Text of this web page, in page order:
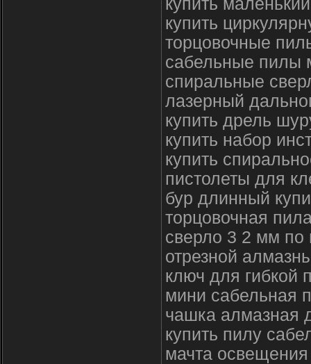
купить
торцовочные
сабельные пилы
спиральные
лазерный
купить дрель
купить набор
купить
пистолеты для
бур длинный
торцовочная
сверло 3 2 мм по
отрезной
ключ для гибкой
мини сабельная
чашка алмазная
купить пилу
мачта освещения